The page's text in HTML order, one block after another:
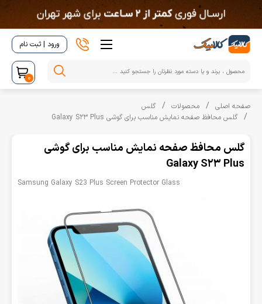
ورود | ثبت نام
0
صفحه اصلی محصولات
گلس
گلس محافظ صفحه نمایش مناسب برای گوشی Galaxy S23 Plus
گلس محافظ صفحه نمایش مناسب برای گوشی
Galaxy S23 Plus
Samsung Galaxy S23 Plus Screen Protector Glass